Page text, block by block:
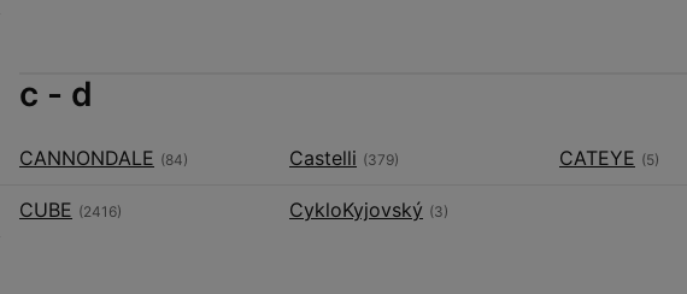
c - d
CANNONDALE (84) Castelli (379) CATEYE (5)
CUBE (2416) CykloKyjovský (3)